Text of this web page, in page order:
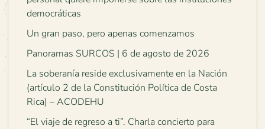
democráticas
Un gran paso, pero apenas comenzamos
Panoramas SURCOS | 6 de agosto de 2026
La soberanía reside exclusivamente en la Nación
(artículo 2 de la Constitución Política de Costa
Rica) – ACODEHU
“El viaje de regreso a ti”. Charla concierto para